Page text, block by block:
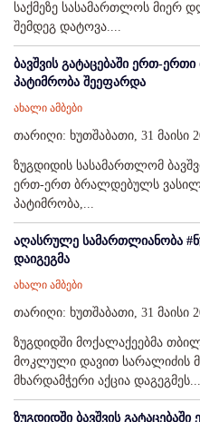
საქმეზე სასამართლოს მიერ
შემდეგ დატოვა....
ბავშვის გატაცებაში ერთ-
პატიმრობა შეეფარდა
ახალი ამბები
თარიღი: ხუთშაბათი, 31 მაისი
ზუგდიდის სასამართლომ
ერთ-ერთ ბრალდებულს ვასილ
პატიმრობა,...
აღასრულე სამართლიანობა
დაიგეგმა
ახალი ამბები
თარიღი: ხუთშაბათი, 31 მაისი
ზუგდიდში მოქალაქეებმა
მოკლული დავით სარალიძის
მხარდამჭერი აქცია
ზუგდიდში ბავშვის